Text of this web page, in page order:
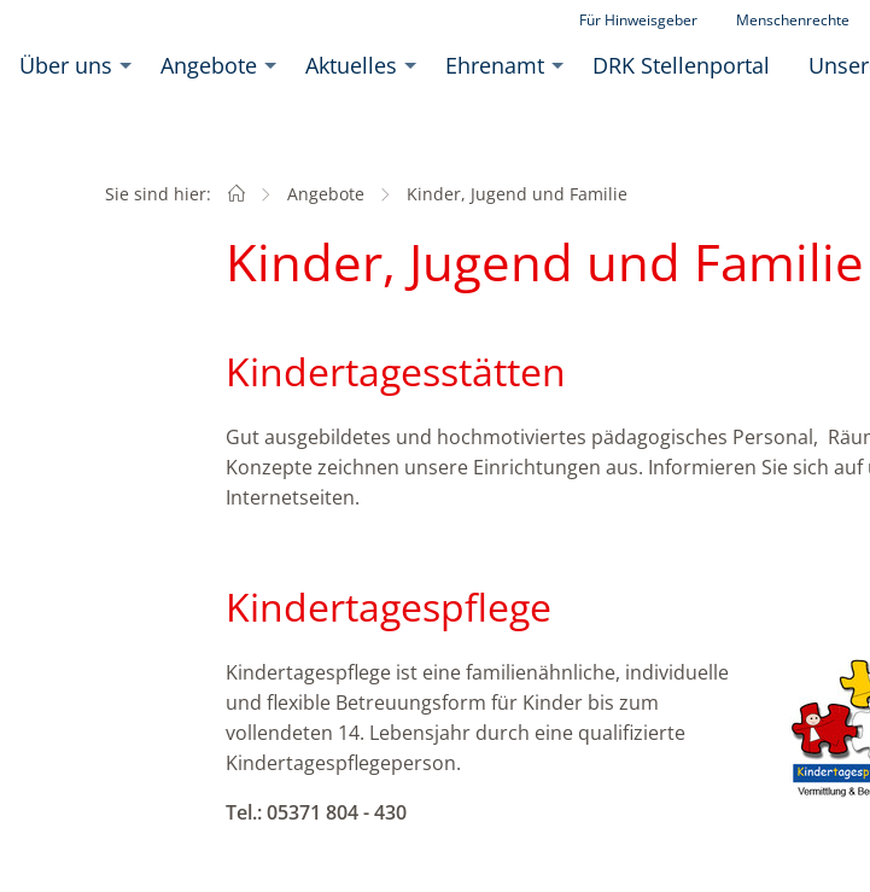
Für Hinweisgeber Menschenrechte
Über uns Angebote Aktuelles Ehrenamt DRK Stellenportal
Sie sind hier: StartseiteAngebote Aktuell:
Kinder, Jugend und Familie
Kinder, Jugend und Familie
Kindertagesstätten
Gut ausgebildetes und hochmotiviertes pädagogisches Personal,
Konzepte zeichnen unsere Einrichtungen aus. Informieren Sie sich auf
Internetseiten.
Kindertagespflege
Kindertagespflege ist eine familienähnliche, individuelle
und flexible Betreuungsform für Kinder bis zum
vollendeten 14. Lebensjahr durch eine qualifizierte
Kindertagespflegeperson.
Tel.: 05371 804 - 430